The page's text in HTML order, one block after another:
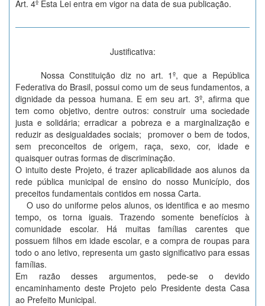
Art. 4º Esta Lei entra em vigor na data de sua publicação.
Justificativa:
Nossa Constituição diz no art. 1º, que a República
Federativa do Brasil, possui como um de seus fundamentos, a
dignidade da pessoa humana. E em seu art. 3º, afirma que
tem como objetivo, dentre outros: construir uma sociedade
justa e solidária; erradicar a pobreza e a marginalização e
reduzir as desigualdades sociais; promover o bem de todos,
sem preconceitos de origem, raça, sexo, cor, idade e
quaisquer outras formas de discriminação.
O intuito deste Projeto, é trazer aplicabilidade aos alunos da
rede pública municipal de ensino do nosso Município, dos
preceitos fundamentais contidos em nossa Carta.
O uso do uniforme pelos alunos, os identifica e ao mesmo
tempo, os torna iguais. Trazendo somente benefícios à
comunidade escolar. Há muitas famílias carentes que
possuem filhos em idade escolar, e a compra de roupas para
todo o ano letivo, representa um gasto significativo para essas
famílias.
Em razão desses argumentos, pede-se o devido
encaminhamento deste Projeto pelo Presidente desta Casa
ao Prefeito Municipal.